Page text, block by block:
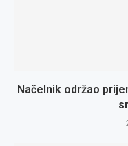
Načelnik održao